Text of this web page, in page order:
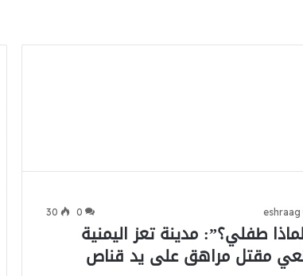
eshraag
0
30
طفلي؟”: مدينة تعز اليمنية
مقتل مراهق على يد قناص